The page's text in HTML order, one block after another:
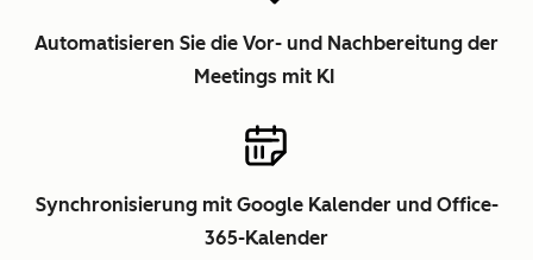
Automatisieren Sie die Vor- und Nachbereitung der
Meetings mit KI
Synchronisierung mit Google Kalender und Office-
365-Kalender